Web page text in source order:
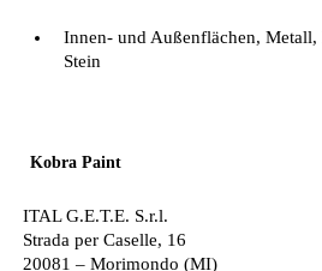
Innen- und Außenflächen,
Stein
Kobra Paint
ITAL G.E.T.E. S.r.l.
Strada per Caselle, 16
20081 – Morimondo (MI)